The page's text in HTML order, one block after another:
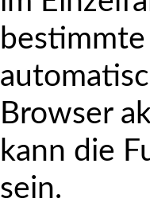
Browser
kann die
sein.